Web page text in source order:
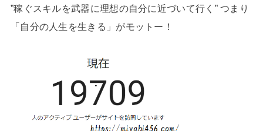
”稼ぐスキルを武器に理想の自分に近づいて行く” つまり
「自分の人生を生きる」がモットー！